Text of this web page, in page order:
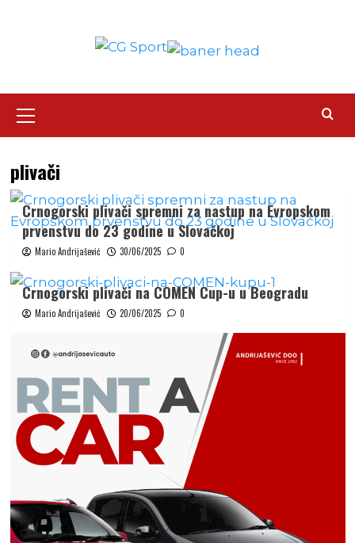
Menu
plivači
Crnogorski plivači spremni za nastup na Evropskom
prvenstvu do 23 godine u Slovačkoj
Mario Andrijašević 30/06/2025 0
Crnogorski plivači na COMEN Cup-u u Beogradu
Mario Andrijašević 20/06/2025 0